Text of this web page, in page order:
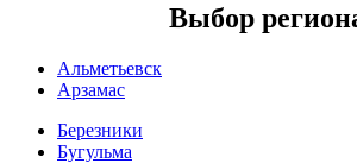
Выбор
Альметьевск
Арзамас
Березники
Бугульма